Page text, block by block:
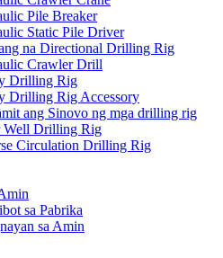
Pile Breaker
Static Pile Driver
na Directional Drilling Rig
Crawler Drill
Drilling Rig
Drilling Rig Accessory
ang Sinovo ng mga drilling rig
Well Drilling Rig
Circulation Drilling Rig
sa Pabrika
sa Amin